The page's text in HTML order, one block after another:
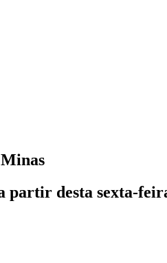
desta sexta-